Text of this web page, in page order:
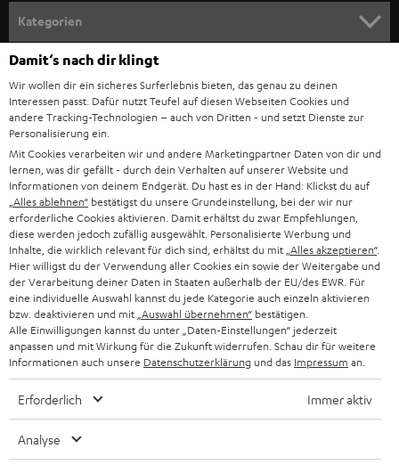
n
m
e
l
d
u
n
g
Kategorien
HEIMKINO
HEIMKINO-KOMPLETTANLAGEN
SOUNDBARS
STEREO
SMART HOME
BLUETOOTH-LAUTSPRECHER
KOPFHÖRER
BLUETOOTH-KOPFHÖRER
Unternehmen
SUPPORT
KARRIERE
PRESSE & MARKETING
GESCHÄFTSKUNDEN
PARTNERPROGRAMM
BLOG
NEWSLETTER
DEINE VORTEILE BEI TEUFEL
TEUFEL STORY
Teufel Onlineshops
DEUTSCHLAND
ÖSTERREICH
SCHWEIZ
NIEDERLANDE
BELGIEN
FRANKREICH
Damit‘s nach dir klingt
Wir wollen dir ein sicheres Surferlebnis bieten, das genau zu deinen
Interessen passt. Dafür nutzt Teufel auf diesen Webseiten Cookies und
andere Tracking-Technologien – auch von Dritten - und setzt Dienste zur
Personalisierung ein.
Mit Cookies verarbeiten wir und andere Marketingpartner Daten von dir und
lernen, was dir gefällt - durch dein Verhalten auf unserer Website und
Informationen von deinem Endgerät. Du hast es in der Hand: Klickst du auf
„Alles ablehnen“ bestätigst du unsere Grundeinstellung, bei der wir nur
erforderliche Cookies aktivieren. Damit erhältst du zwar Empfehlungen,
diese werden jedoch zufällig ausgewählt. Personalisierte Werbung und
Inhalte, die wirklich relevant für dich sind, erhältst du mit „Alles akzeptieren“.
Hier willigst du der Verwendung aller Cookies ein sowie der Weitergabe und
der Verarbeitung deiner Daten in Staaten außerhalb der EU/des EWR. Für
eine individuelle Auswahl kannst du jede Kategorie auch einzeln aktivieren
bzw. deaktivieren und mit „Auswahl übernehmen“ bestätigen.
Alle Einwilligungen kannst du unter „Daten-Einstellungen“ jederzeit
anpassen und mit Wirkung für die Zukunft widerrufen. Schau dir für weitere
Informationen auch unsere Datenschutzerklärung und das Impressum an.
Erforderlich Immer aktiv
Analyse